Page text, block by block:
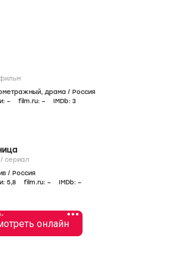
, драма / Россия
– film.ru: – IMDb: 3
/ сериал
/ Россия
5,8 film.ru: – IMDb: –
•••
онлайн